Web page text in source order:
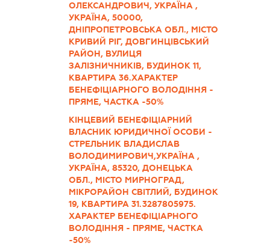
ОЛЕКСАНДРОВИЧ, УКРАЇНА ,
УКРАЇНА, 50000,
ДНІПРОПЕТРОВСЬКА ОБЛ., МІСТО
КРИВИЙ РІГ, ДОВГИНЦІВСЬКИЙ
РАЙОН, ВУЛИЦЯ
ЗАЛІЗНИЧНИКІВ, БУДИНОК 11,
КВАРТИРА 36.ХАРАКТЕР
БЕНЕФІЦІАРНОГО ВОЛОДІННЯ -
ПРЯМЕ, ЧАСТКА -50%
КІНЦЕВИЙ БЕНЕФІЦІАРНИЙ
ВЛАСНИК ЮРИДИЧНОЇ ОСОБИ -
СТРЕЛЬНИК ВЛАДИСЛАВ
ВОЛОДИМИРОВИЧ,УКРАЇНА ,
УКРАЇНА, 85320, ДОНЕЦЬКА
ОБЛ., МІСТО МИРНОГРАД,
МІКРОРАЙОН СВІТЛИЙ, БУДИНОК
19, КВАРТИРА 31.3287805975.
ХАРАКТЕР БЕНЕФІЦІАРНОГО
ВОЛОДІННЯ - ПРЯМЕ, ЧАСТКА
-50%